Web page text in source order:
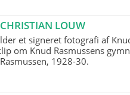
LOUW
et signeret fotografi af
om Knud Rasmussens
1928-30.